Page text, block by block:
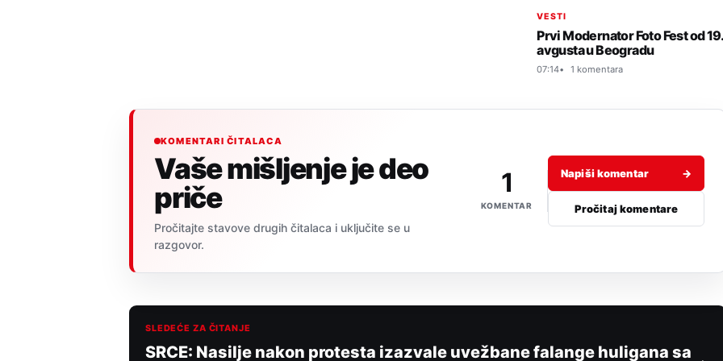
VESTI
Prvi Modernator Foto Fest od
avgusta u Beogradu
07:14 1 komentara
KOMENTARI ČITALACA
Vaše mišljenje je deo
priče
Pročitajte stavove drugih čitalaca i uključite se u
razgovor.
1
KOMENTAR
Napiši komentar →
Pročitaj komentare
SLEDEĆE ZA ČITANJE
SRCE: Nasilje nakon protesta izazvale uvežbane falange huligana sa